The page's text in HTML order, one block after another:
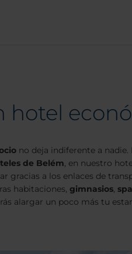
hotel
no deja indiferente a
de Belém, en nuestro
gracias a los enlaces de
habitaciones, gimnasios,
alargar un poco más tu